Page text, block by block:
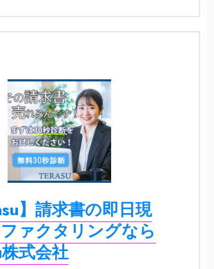
】請求書の即日現
ァクタリングなら
式会社